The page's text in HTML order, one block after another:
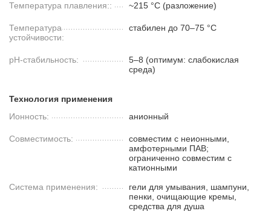
Температура плавления::
~215 °C (разложение)
Температура
устойчивости:
стабилен до 70–75 °C
pH-стабильность:
5–8 (оптимум: слабокислая
среда)
Технология применения
Ионность:
анионный
Совместимость:
совместим с неионными,
амфотерными ПАВ;
ограниченно совместим с
катионными
Система применения:
гели для умывания, шампуни,
пенки, очищающие кремы,
средства для душа